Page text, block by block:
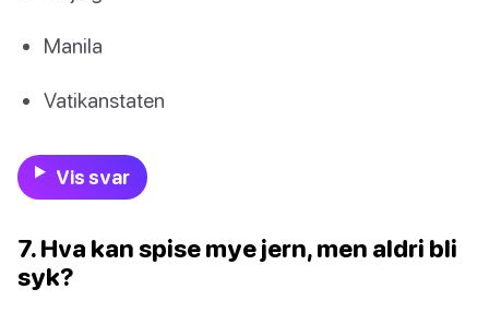
Manila
Vatikanstaten
Vis svar
7. Hva kan spise mye jern, men aldri bli
syk?